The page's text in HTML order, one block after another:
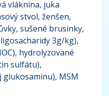
vláknina, juka
stvol, ženšen,
sušené brusinky,
3g/kg),
hydrolyzované
sulfátu),
MSM